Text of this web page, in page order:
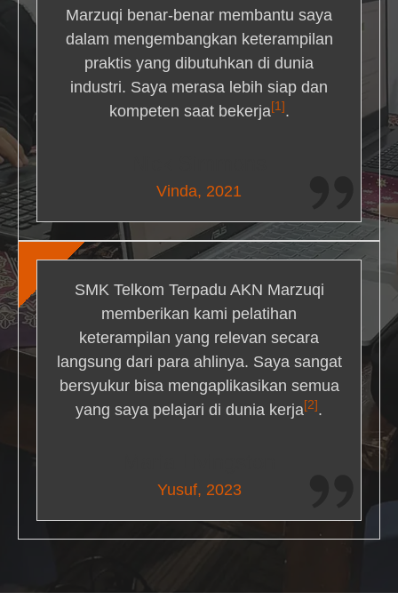
Marzuqi benar-benar membantu saya
dalam mengembangkan keterampilan
praktis yang dibutuhkan di dunia
industri. Saya merasa lebih siap dan
kompeten saat bekerja[1] .
Vinda, 2021
SMK Telkom Terpadu AKN Marzuqi
memberikan kami pelatihan
keterampilan yang relevan secara
langsung dari para ahlinya. Saya sangat
bersyukur bisa mengaplikasikan semua
yang saya pelajari di dunia kerja[2] .
Yusuf, 2023